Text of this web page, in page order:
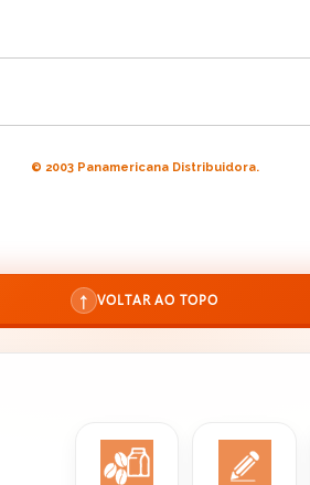
© 2003 Panamericana Distribuidora.
↑ VOLTAR AO TOPO